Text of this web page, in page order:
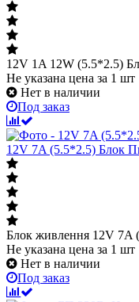
12V 1A 12W (5.5*2.5)
Не указана цена за 1 шт
Нет в наличии
Под заказ
12V 7A (5.5*2.5) Блок
Блок живлення 12V 7A
Не указана цена за 1 шт
Нет в наличии
Под заказ